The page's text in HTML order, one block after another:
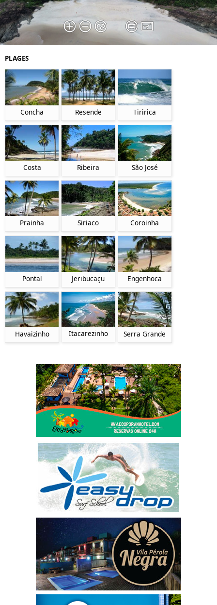
PLAGES
Concha Resende Tiririca
Costa Ribeira São José
Prainha Siriaco Coroinha
Pontal Jeribucaçu Engenhoca
Havaizinho Itacarezinho Serra Grande